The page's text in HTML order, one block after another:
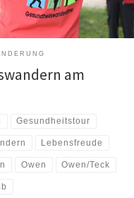
am
Gesundheitstour
Lebensfreude
Owen Owen/Teck